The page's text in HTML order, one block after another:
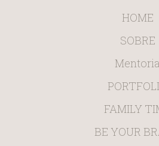
HOME
SOBRE
Mentoria
FAMILY
BE YOUR